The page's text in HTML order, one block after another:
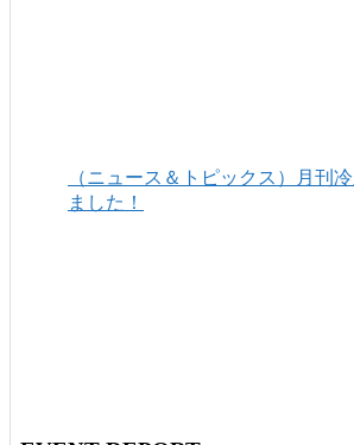
（ニュース＆トピックス）月刊
ました！